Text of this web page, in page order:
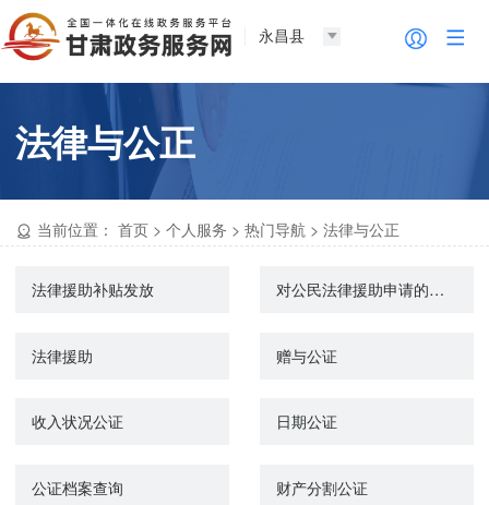
永昌县
法律与公正
当前位置： 首页 >个人服务 >热门导航 >法律与公正
法律援助补贴发放 对公民法律援助申请的审批
法律援助 赠与公证
收入状况公证 日期公证
公证档案查询 财产分割公证